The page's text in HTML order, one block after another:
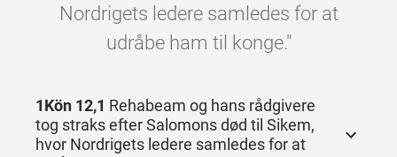
Nordrigets ledere samledes for at
udråbe ham til konge."
1Kön 12,1 Rehabeam og hans rådgivere
tog straks efter Salomons død til Sikem,
hvor Nordrigets ledere samledes for at